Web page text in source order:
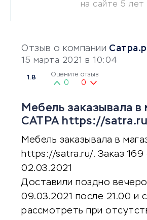
Отзыв о компании
15 марта 2021 в 10:04
1.8 Оцените отзыв
0 0
Мебель заказывала в
САТРА https://
Мебель заказывала в
https://satra.ru/. Заказ 169
02.03.2021
Доставили поздно
09.03.2021 после 21.00 и
рассмотреть при
на сайте 5 лет